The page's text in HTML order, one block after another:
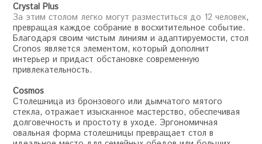
Crystal Plus
За этим столом легко могут разместиться до 12 человек,
превращая каждое собрание в восхитительное событие.
Благодаря своим чистым линиям и адаптируемости, стол
Cronos является элементом, который дополнит
интерьер и придаст обстановке современную
привлекательность.
Cosmos
Столешница из бронзового или дымчатого мятого
стекла, отражает изысканное мастерство, обеспечивая
долговечность и простоту в уходе. Эргономичная
овальная форма столешницы превращает стол в